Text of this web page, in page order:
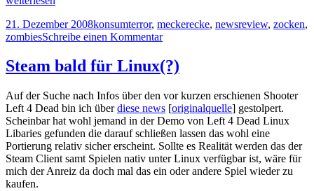
Veröffentlicht
am
21. Dezember 2008Kategorien
konsumterror, meckerecke, newsTags
review, zocken,
zombiesSchreibe einen Kommentarzu
4
Dead
Steam bald für Linux(?)
Auf der Suche nach Infos über den vor kurzen erschienen Shooter
Left 4 Dead bin ich überdiese news [originalquelle] gestolpert.
Scheinbar hat wohl jemand in der Demo von Left 4 Dead Linux
Libaries gefunden die darauf schließen lassen das wohl eine
Portierung relativ sicher erscheint. Sollte es Realität werden das der
Steam Client samt Spielen nativ unter Linux verfügbar ist, wäre für
mich der Anreiz da doch mal das ein oder andere Spiel wieder zu
kaufen.